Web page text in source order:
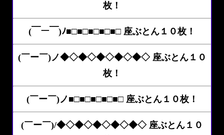
枚！
(￣ー￣)ﾉ■□■□■□■□■□ 座ぶとん１０枚！
(￣ー￣)ノ◆◇◆◇◆◇◆◇◆◇ 座ぶとん１０
枚！
(￣ー￣)ノ■□■□■□■□■□ 座ぶとん１０枚！
(￣ー￣)/◆◇◆◇◆◇◆◇◆◇ 座ぶとん１０